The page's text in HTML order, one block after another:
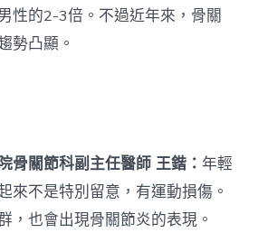
性的2-3倍。不過近年來，骨關
勢凸顯。
骨關節科副主任醫師 王鍇：年輕
來不是特別留意，有運動損傷。
，也會出現骨關節炎的表現。